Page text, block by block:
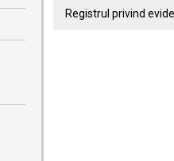
Registrul privind